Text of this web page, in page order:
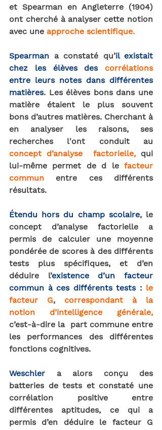
et Spearman en Angleterre (1904)
ont cherché à analyser cette notion
avec une approche scientifique.
Spearman a constaté qu’il existait
chez les élèves des corrélations
entre leurs notes dans différentes
matières. Les élèves bons dans une
matière étaient le plus souvent
bons d’autres matières. Cherchant à
en analyser les raisons, ses
concept d’analyse  factorielle, qui
lui-même permet de d le facteur
commun
entre ces différents
résultats.
Étendu hors du champ scolaire, le
concept d’analyse factorielle a
permis de calculer une moyenne
pondérée de scores à des différents
tests plus spécifiques, et d’en
déduire l’existence d’un facteur
commun à ces différents tests : le
facteur G, correspondant à la
notion d’intelligence générale,
c’est-à-dire la  part commune entre
les performances des différentes
fonctions cognitives.
Weschler a alors conçu des
corrélation positive entre
différentes aptitudes, ce qui a
permis d’en déduire le facteur G